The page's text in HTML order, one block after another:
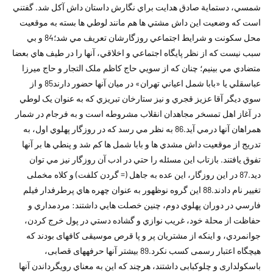
شمسي، دستماية صادق هدايت براي نگارش داستان داش آکل شد. گفتني
است که وضعيت اين داش مشتي ها هم مانند لوطي ها بسته به موقعيت
محل سکونت و شرايط اجتماعي روزگارشان تعريف مي شد؛84 و بي
سبب نيست که از نظر پايگاه اجتماعي و اخلاقي، آنها را در طيف هاي بعضا
متضادي مي بينيم؛ چنان که از سويي حاج کاظم ملک التجار و حاج ميرزا
عباسقلي يا «بابا شمل اعياني تهران» در ميان آنها حضور دارند85 و از
سوي ديگر آقا عزيز قجري و نيز ستارخان تبريزي که به عنوان يک لوطي
در آغاز اهل تمسخر مجاهدان انقلاب مشروطه است و به فرجام در شمار
همراهان آنها درمي آيد.86 به نظر مي رسد که در روزگار پهلوي اول، به
تدريج از موقعيت داش مشدي ها و بابا شمل ها کم شد و پنطي ها بر آنها
تفوق يافتند. بازتاب اين مسئله را حتي در ادب آن روزگار نيز مي توان
ديد.87 در اين روزگار، اين عده به جاهل (= گردن کلفت) و كلاه مخملى
تغيير نام دادند.88 اين گروه نوظهور به عنوان چهره هاي پرطرفدار فيلم
فارسي در دوران پهلوي دوم، چنين خصلت هايي داشتند: مردمداري و
حفاظت از محلة خود، غريب نوازي و گشاده دستي در پول خرج کردن،
جوانمردي، و اينکه از مشتريان پر و پا قرص موسيقى كافه‏اى بودند كه
هيچگاه اعتبار رسمى كسب نكرد.89 بيشتر آنها حرفه‏هاى قصابى،
باسكول‏دارى و چلوكبابى داشتند، هرچند که اين به معناي رويگرداندن آنها